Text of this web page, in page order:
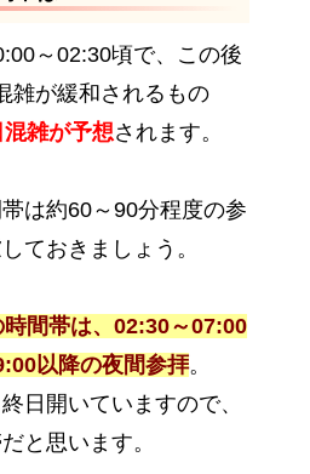
～02:30頃で、この後
雑が緩和されるもの
雑が予想されます。
は約60～90分程度の参
ておきましょう。
間帯は、02:30～07:00
以降の夜間参拝。
日開いていますので、
と思います。